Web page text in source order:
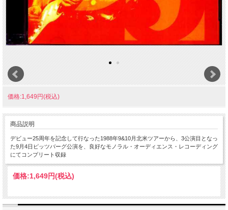
価格:1,649円(税込)
商品説明
デビュー25周年を記念して行なった1988年9&10月北米ツアーから、3公演目となっ
た9月4日ピッツバーグ公演を、良好なモノラル・オーディエンス・レコーディング
にてコンプリート収録
価格:1,649円(税込)